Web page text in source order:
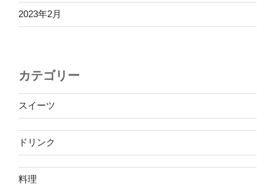
2023年2月
カテゴリー
スイーツ
ドリンク
料理